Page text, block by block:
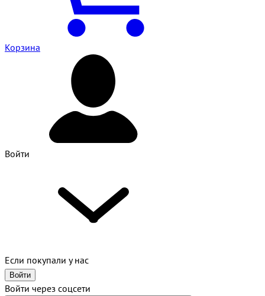
Корзина
Войти
Если покупали у нас
Войти
Войти через соцсети